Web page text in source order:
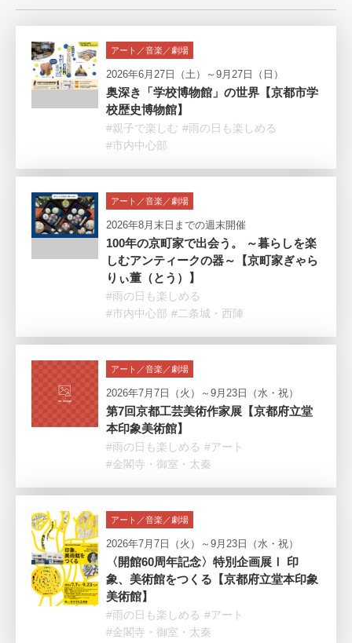
アート／音楽／劇場
2026年6月27日（土）～9月27日（日）
奥深き「学校博物館」の世界【京都市学
校歴史博物館】
#親子で楽しむ #雨の日も楽しめる
#市内中心部
アート／音楽／劇場
2026年8月末日までの週末開催
100年の京町家で出会う。 ～暮らしを楽
しむアンティークの器～【京町家ぎゃら
りぃ董（とう）】
#雨の日も楽しめる
#市内中心部 #二条城・西陣
アート／音楽／劇場
2026年7月7日（火）～9月23日（水・祝）
第7回京都工芸美術作家展【京都府立堂
本印象美術館】
#雨の日も楽しめる #アート
#金閣寺・御室・太秦
アート／音楽／劇場
2026年7月7日（火）～9月23日（水・祝）
〈開館60周年記念〉特別企画展Ⅰ 印
象、美術館をつくる【京都府立堂本印象
美術館】
#雨の日も楽しめる #アート
#金閣寺・御室・太秦